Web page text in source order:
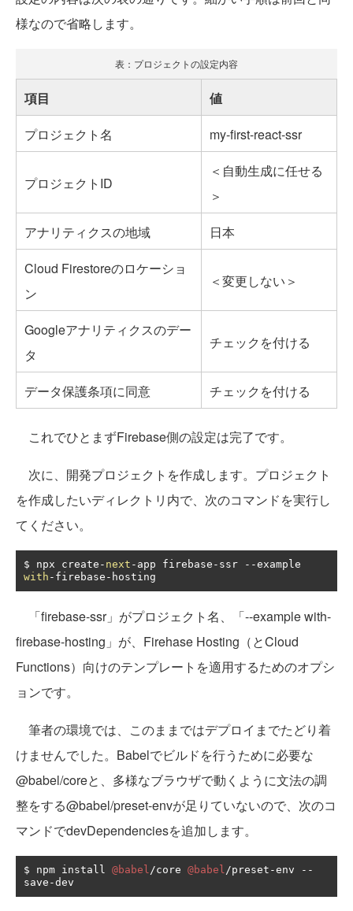
様なので省略します。
表：プロジェクトの設定内容
項目
値
プロジェクト名
my-first-react-ssr
プロジェクトID
＜自動生成に任せる
＞
アナリティクスの地域
日本
Cloud Firestoreのロケーショ
ン
＜変更しない＞
Googleアナリティクスのデー
タ
チェックを付ける
データ保護条項に同意 チェックを付ける
これでひとまずFirebase側の設定は完了です。
次に、開発プロジェクトを作成します。プロジェクト
を作成したいディレクトリ内で、次のコマンドを実行し
てください。
$ npx create - next - app firebase - ssr --
with - firebase - hosting
「firebase-ssr」がプロジェクト名、「--example with-
firebase-hosting」が、Firehase Hosting（とCloud
Functions）向けのテンプレートを適用するためのオプシ
ョンです。
筆者の環境では、このままではデプロイまでたどり着
けませんでした。Babelでビルドを行うために必要な
@babel/coreと、多様なブラウザで動くように文法の調
整をする@babel/preset-envが足りていないので、次のコ
マンドでdevDependenciesを追加します。
$ npm install @babel/core @babel/preset -env
--
save -dev